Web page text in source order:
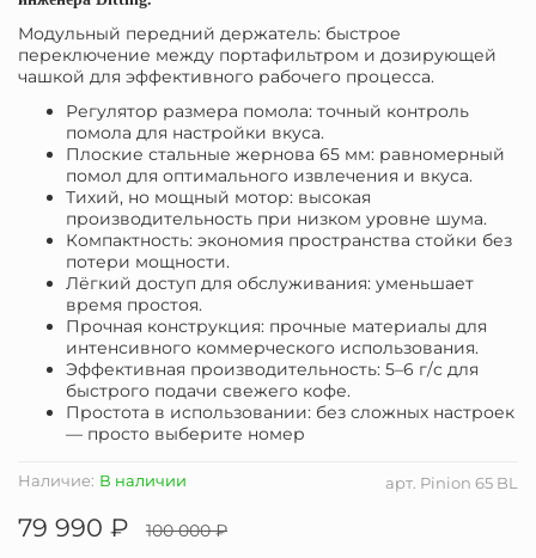
арт. Pinion 65 BL
Наличие: В наличии
79 990 ₽ 100 000 ₽
Модульный передний держатель: быстрое
переключение между портафильтром и дозирующей
чашкой для эффективного рабочего процесса.
Регулятор размера помола: точный контроль
помола для настройки вкуса.
Плоские стальные жернова 65 мм: равномерный
помол для оптимального извлечения и вкуса.
Тихий, но мощный мотор: высокая
производительность при низком уровне шума.
Компактность: экономия пространства стойки без
потери мощности.
Лёгкий доступ для обслуживания: уменьшает
время простоя.
Прочная конструкция: прочные материалы для
интенсивного коммерческого использования.
Эффективная производительность: 5–6 г/с для
быстрого подачи свежего кофе.
Простота в использовании: без сложных настроек
— просто выберите номер